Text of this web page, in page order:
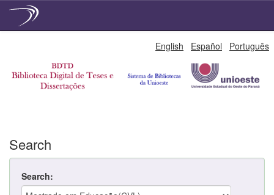
English Español Português
Search
Search: